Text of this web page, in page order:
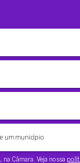
Câmara. Veja nossa